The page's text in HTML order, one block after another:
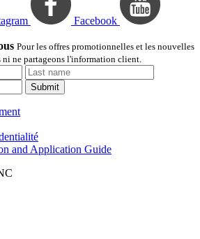
Facebook
Pour les offres promotionnelles et les nouvelles
ni ne partageons l'information client.
Submit
and Application Guide